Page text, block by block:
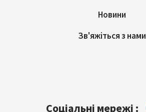
Новини
Зв'яжіться з нами
Соціальні мережі :